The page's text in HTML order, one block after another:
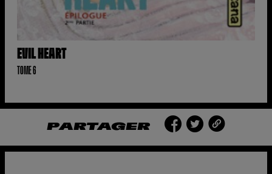
EVIL HEART
TOME 6
PARTAGER